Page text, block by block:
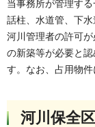
当事務所が管理す
話柱、水道管、下水
河川管理者の許可
の新築等が必要と
す。なお、占用物件
河川保全